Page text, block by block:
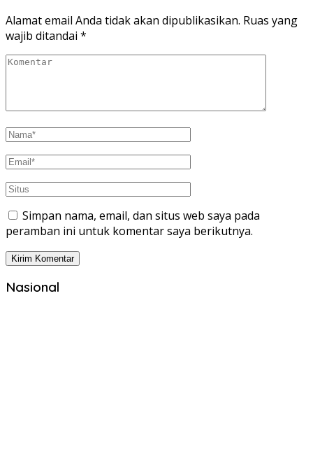
Alamat email Anda tidak akan dipublikasikan. Ruas yang
wajib ditandai *
Simpan nama, email, dan situs web saya pada
peramban ini untuk komentar saya berikutnya.
Nasional